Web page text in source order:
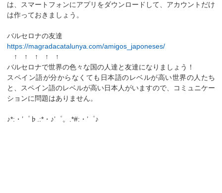
は、スマートフォンにアプリをダウンロードして、アカウントだけ
は作っておきましょう。
バルセロナの友達
https://magradacatalunya.com/amigos_japoneses/
↑ ↑ ↑ ↑ ↑
バルセロナで世界の色々な国の人達と友達になりましょう！
スペイン語が分からなくても日本語のレベルが高い世界の人たち
と、スペイン語のレベルが高い日本人がいますので、コミュニケー
ションに問題はありません。
♪*:・’゜♭.:*・♪’゜。.*#:・’゜♪